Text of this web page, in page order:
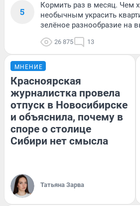
5
Кормить раз в месяц. Чем
необычным украсить
зелёное разнообразие на
26 875 13
МНЕНИЕ
Красноярская
журналистка провела
отпуск в Новосибирске
и объяснила, почему в
споре о столице
Сибири нет смысла
Татьяна Зарва